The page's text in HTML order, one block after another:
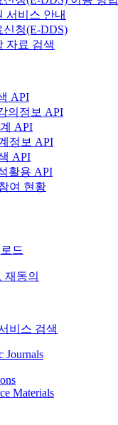
서비스 안내
신청(E-DDS)
자료 검색
API
의정보 API
API
정보 API
API
활용 API
여 현황
드
재동의
비스 검색
Journals
Materials